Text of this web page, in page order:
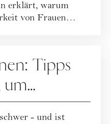
erklärt, warum
von Frauen
Tipps
um
- und ist